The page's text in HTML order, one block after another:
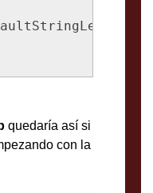
quedaría así si
con la